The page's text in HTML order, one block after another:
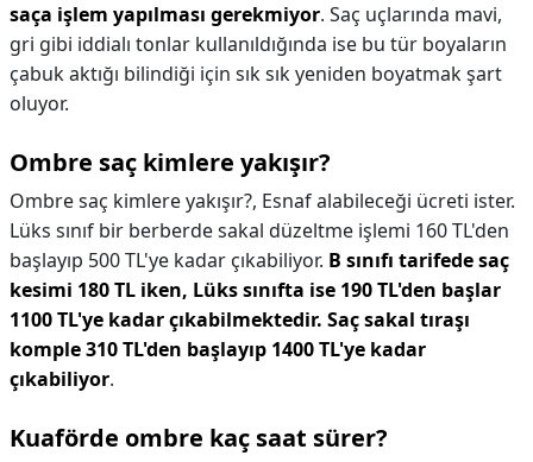
saça işlem yapılması gerekmiyor. Saç uçlarında mavi,
gri gibi iddialı tonlar kullanıldığında ise bu tür boyaların
çabuk aktığı bilindiği için sık sık yeniden boyatmak şart
oluyor.
Ombre saç kimlere yakışır?
Ombre saç kimlere yakışır?, Esnaf alabileceği ücreti ister.
Lüks sınıf bir berberde sakal düzeltme işlemi 160 TL'den
başlayıp 500 TL'ye kadar çıkabiliyor. B sınıfı tarifede saç
kesimi 180 TL iken, Lüks sınıfta ise 190 TL'den başlar
1100 TL'ye kadar çıkabilmektedir. Saç sakal tıraşı
komple 310 TL'den başlayıp 1400 TL'ye kadar
çıkabiliyor.
Kuaförde ombre kaç saat sürer?